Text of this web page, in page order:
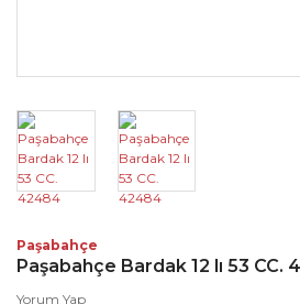
Paşabahçe
Paşabahçe Bardak 12 lı 53 CC.
Yorum Yap